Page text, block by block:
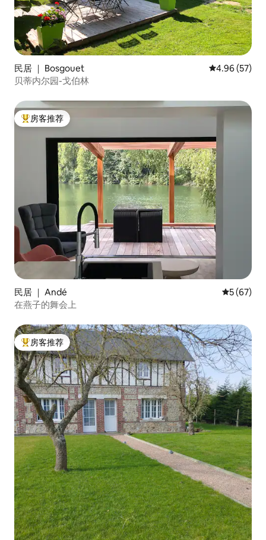
民居 ｜ Bosgouet 平均评分
4.96 (57)
贝蒂内尔园-戈伯林
热门「房客推荐」
房客推荐
民居 ｜ Andé 平均评分
5 (67)
在燕子的舞会上
热门「房客推荐」
房客推荐